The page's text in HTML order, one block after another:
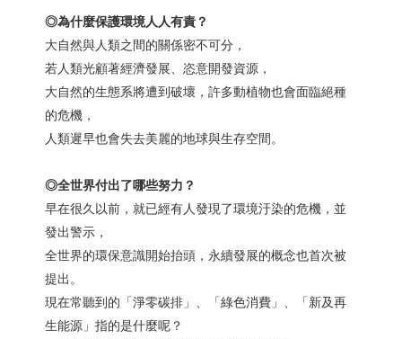
◎為什麼保護環境人人有責？
大自然與人類之間的關係密不可分，
若人類光顧著經濟發展、恣意開發資源，
大自然的生態系將遭到破壞，許多動植物也會面臨絕種
的危機，
人類遲早也會失去美麗的地球與生存空間。
◎全世界付出了哪些努力？
早在很久以前，就已經有人發現了環境汙染的危機，並
發出警示，
全世界的環保意識開始抬頭，永續發展的概念也首次被
提出。
現在常聽到的「淨零碳排」、「綠色消費」、「新及再
生能源」指的是什麼呢？